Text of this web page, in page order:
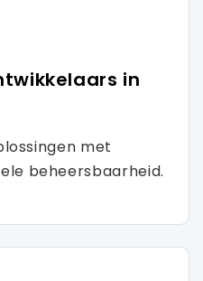
in
met
beheersbaarheid.